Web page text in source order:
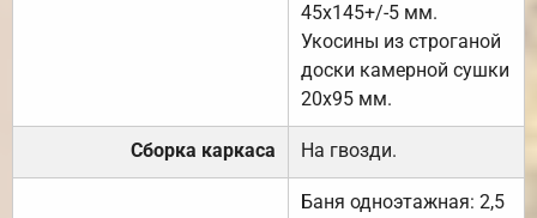
45х145+/-5 мм.
Укосины из строганой
доски камерной сушки
20х95 мм.
Сборка каркаса На гвозди.
Баня одноэтажная: 2,5